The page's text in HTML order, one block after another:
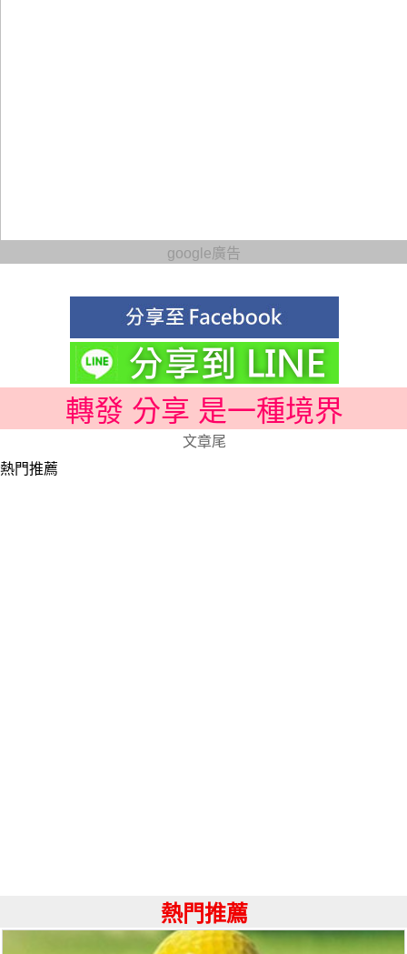
google廣告
轉發 分享 是一種境界
文章尾
熱門推薦
熱門推薦